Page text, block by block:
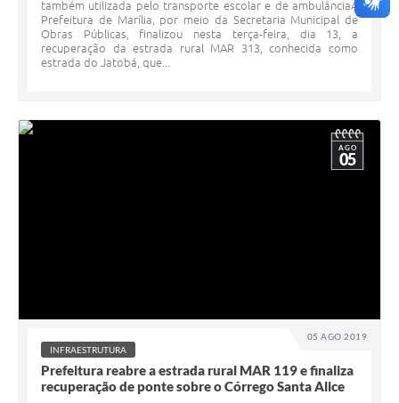
também utilizada pelo transporte escolar e de ambulânciaA
Prefeitura de Marília, por meio da Secretaria Municipal de
Obras Públicas, finalizou nesta terça-feira, dia 13, a
recuperação da estrada rural MAR 313, conhecida como
estrada do Jatobá, que...
05 AGO 2019
AGO
05
INFRAESTRUTURA
Prefeitura reabre a estrada rural MAR 119 e finaliza
recuperação de ponte sobre o Córrego Santa Alice